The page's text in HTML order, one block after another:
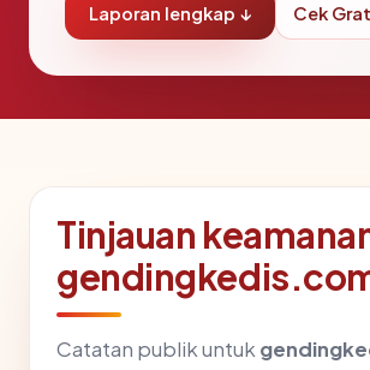
Laporan lengkap ↓ Cek
Tinjauan
Catatan publik untuk